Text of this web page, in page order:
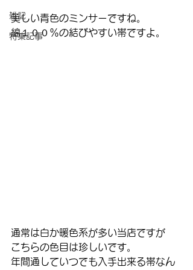
雑記
特集記事
美しい青色のミンサーですね。
綿１００％の結びやすい帯ですよ。
通常は白か暖色系が多い当店ですが
こちらの色目は珍しいです。
年間通していつでも入手出来る帯なん